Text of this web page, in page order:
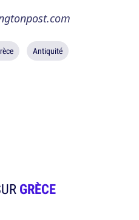
Antiquité
GRÈCE